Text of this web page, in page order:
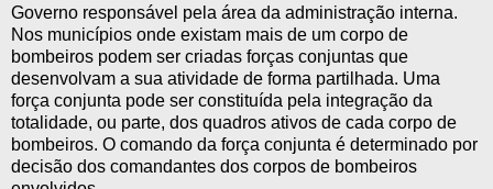
Governo responsável pela área da administração interna.
Nos municípios onde existam mais de um corpo de
bombeiros podem ser criadas forças conjuntas que
desenvolvam a sua atividade de forma partilhada. Uma
força conjunta pode ser constituída pela integração da
totalidade, ou parte, dos quadros ativos de cada corpo de
bombeiros. O comando da força conjunta é determinado por
decisão dos comandantes dos corpos de bombeiros